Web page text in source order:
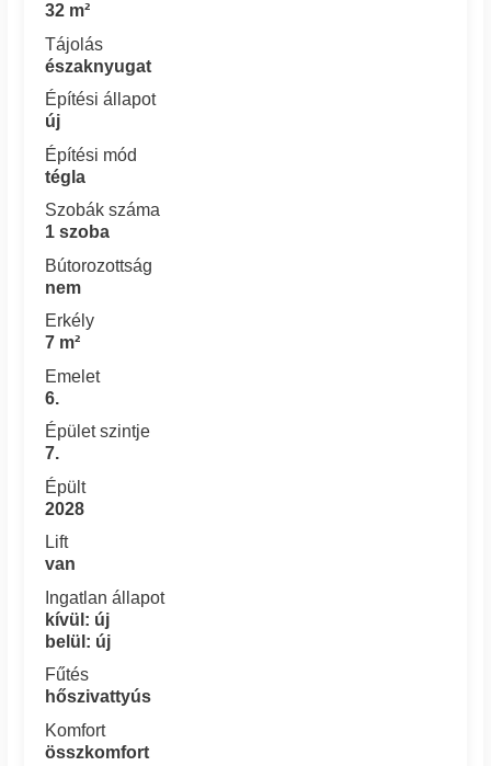
32 m²
Tájolás
északnyugat
Építési állapot
új
Építési mód
tégla
Szobák száma
1 szoba
Bútorozottság
nem
Erkély
7 m²
Emelet
6.
Épület szintje
7.
Épült
2028
Lift
van
Ingatlan állapot
kívül: új
belül: új
Fűtés
hőszivattyús
Komfort
összkomfort